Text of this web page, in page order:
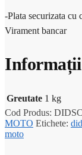
-Plata securizata cu
Virament bancar
Informații
Greutate 1 kg
Cod Produs:
MOTO Etichete: did
moto